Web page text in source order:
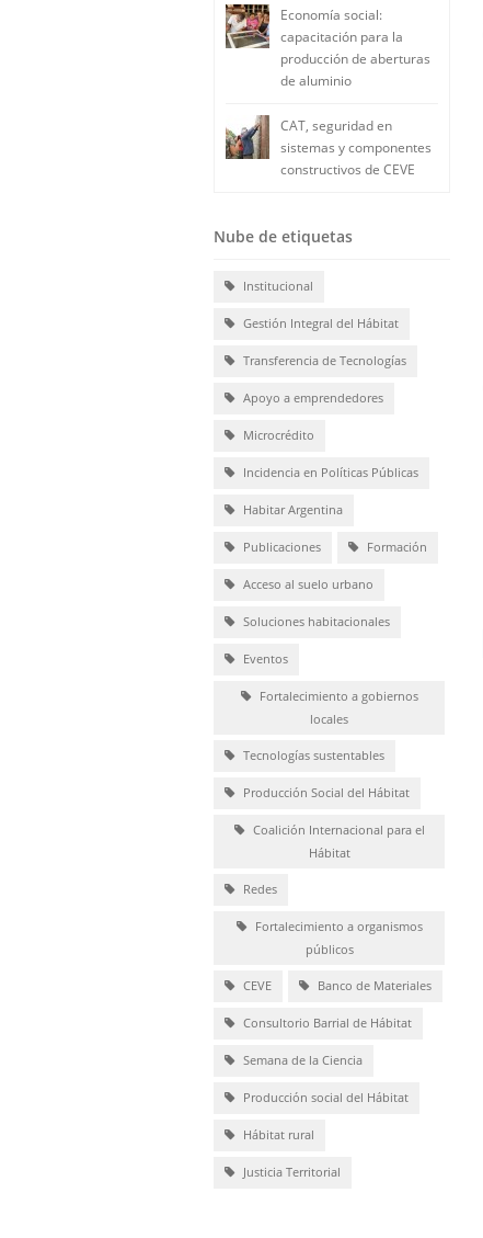
Economía social:
capacitación para la
producción de aberturas
de aluminio
CAT, seguridad en
sistemas y componentes
constructivos de CEVE
Nube de etiquetas
Institucional
Gestión Integral del Hábitat
Transferencia de Tecnologías
Apoyo a emprendedores
Microcrédito
Incidencia en Políticas Públicas
Habitar Argentina
Publicaciones Formación
Acceso al suelo urbano
Soluciones habitacionales
Eventos
Fortalecimiento a gobiernos
locales
Tecnologías sustentables
Producción Social del Hábitat
Coalición Internacional para el
Hábitat
Redes
Fortalecimiento a organismos
públicos
CEVE Banco de Materiales
Consultorio Barrial de Hábitat
Semana de la Ciencia
Producción social del Hábitat
Hábitat rural
Justicia Territorial